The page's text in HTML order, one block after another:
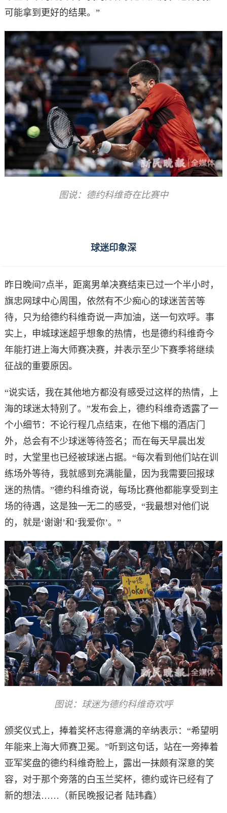
可能拿到更好的结果。”
图说：德约科维奇在比赛中
球迷印象深
昨日晚间7点半，距离男单决赛结束已过一个半小时，
旗忠网球中心周围，依然有不少痴心的球迷苦苦等
待，只为给德约科维奇说一声加油，送一句欢呼。事
实上，申城球迷超乎想象的热情，也是德约科维奇今
年能打进上海大师赛决赛，并表示至少下赛季将继续
征战的重要原因。
“说实话，我在其他地方都没有感受过这样的热情，上
海的球迷太特别了。”发布会上，德约科维奇透露了一
个小细节：不论行程几点结束，在他下榻的酒店门
外，总会有不少球迷等待签名；而在每天早晨出发
时，大堂里也已经被球迷占据。“每次看到他们站在训
练场外等待，我就感到充满能量，因为我需要回报球
迷的热情。”德约科维奇说，每场比赛他都能享受到主
场的待遇，这是独一无二的感受，“我最想对他们说
的，就是‘谢谢’和‘我爱你’。”
图说：球迷为德约科维奇欢呼
颁奖仪式上，捧着奖杯志得意满的辛纳表示：“希望明
年能来上海大师赛卫冕。”听到这句话，站在一旁捧着
亚军奖盘的德约科维奇脸上，露出一抹颇有深意的笑
容，对于那个旁落的白玉兰奖杯，德约或许已经有了
新的想法……（新民晚报记者 陆玮鑫）